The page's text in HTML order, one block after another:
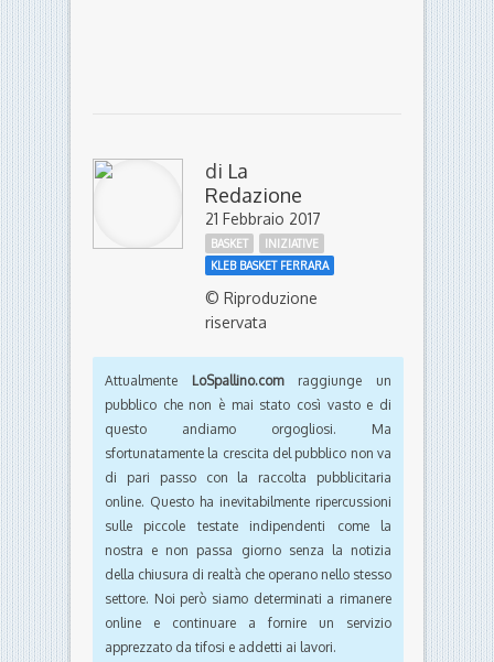
di La
Redazione
21 Febbraio 2017
BASKET
INIZIATIVE
KLEB BASKET FERRARA
© Riproduzione
riservata
Attualmente LoSpallino.comraggiunge un
pubblico che non è mai stato così vasto e di
questo andiamo orgogliosi. Ma
sfortunatamente la crescita del pubblico non va
di pari passo con la raccolta pubblicitaria
online. Questo ha inevitabilmente ripercussioni
sulle piccole testate indipendenti come la
nostra e non passa giorno senza la notizia
della chiusura di realtà che operano nello stesso
settore. Noi però siamo determinati a rimanere
online e continuare a fornire un servizio
apprezzato da tifosi e addetti ai lavori.